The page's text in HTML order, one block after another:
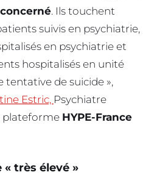
. Ils touchent
suivis en psychiatrie,
en psychiatrie et
hospitalisés en unité
tentative de suicide »,
Estric, Psychiatre
plateforme HYPE-France
« très élevé »